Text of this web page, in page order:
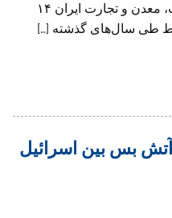
محمدرضا نعمت زاده وزیر صنعت، معدن و تجارت ایران ۱۴
طی سال‌های گذشته […]
بس بین اسرائيل